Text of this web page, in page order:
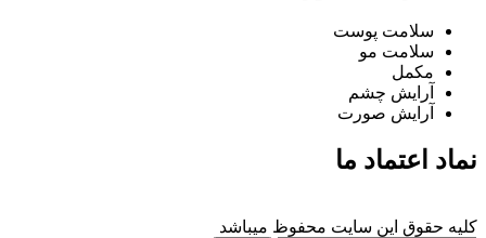
سلامت پوست
سلامت مو
مکمل
آرایش چشم
آرایش صورت
نماد اعتماد ما
کلیه حقوق این سایت محفوظ میباشد